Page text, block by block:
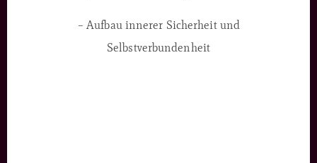
– Aufbau innerer Sicherheit und
Selbstverbundenheit